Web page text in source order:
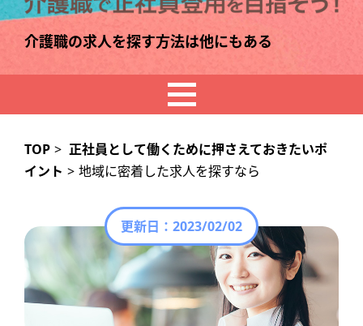
介護職の求人を探す方法は他にもある
TOP > 正社員として働くために押さえておきたいポ
イント > 地域に密着した求人を探すなら
更新日： 2023/02/02